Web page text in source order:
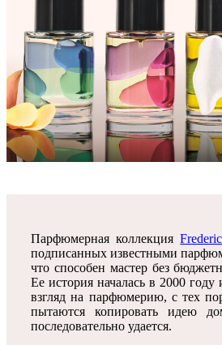
Парфюмерная коллекция
подписанных известными
что способен мастер без
Ее история началась в 2000 году
взгляд на парфюмерию, с тех
пытаются копировать идею
последовательно удается.